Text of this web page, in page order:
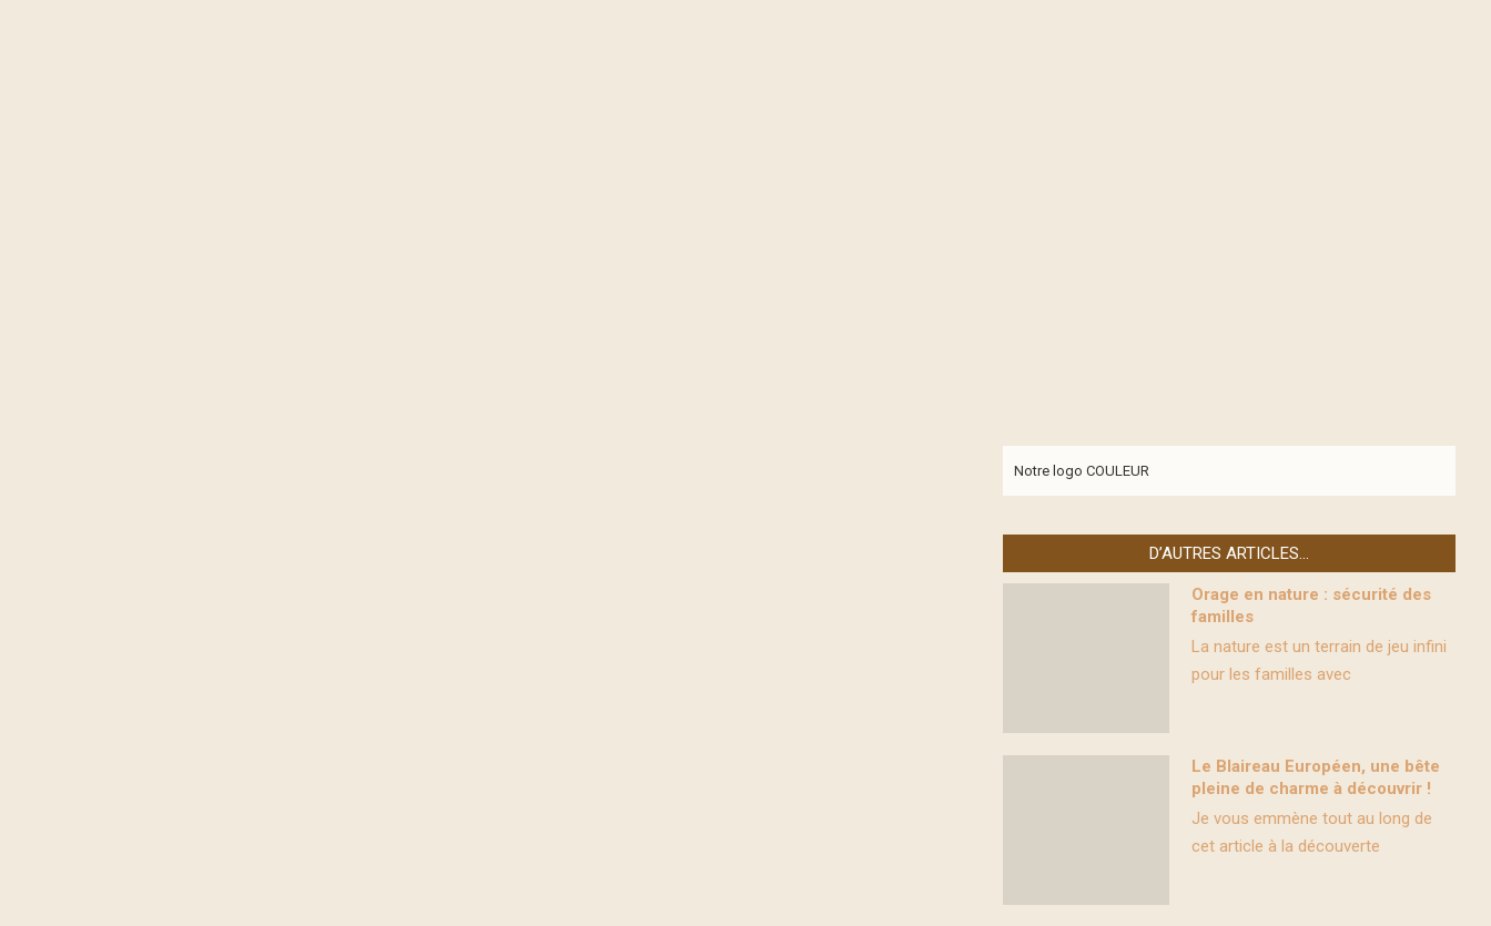
Notre logo COULEUR
D’AUTRES ARTICLES…
Orage en nature : sécurité des
familles
La nature est un terrain de jeu infini
pour les familles avec
Le Blaireau Européen, une bête
pleine de charme à découvrir !
Je vous emmène tout au long de
cet article à la découverte